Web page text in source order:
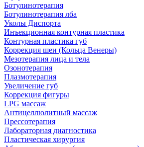
Ботулинотерапия
Ботулинотерапия лба
Уколы Диспорта
Инъекционная контурная пластика
Контурная пластика губ
Коррекция шеи (Кольца Венеры)
Мезотерапия лица и тела
Озонотерапия
Плазмотерапия
Увеличение губ
Коррекция фигуры
LPG массаж
Антицеллюлитный массаж
Прессотерапия
Лабораторная диагностика
Пластическая хирургия